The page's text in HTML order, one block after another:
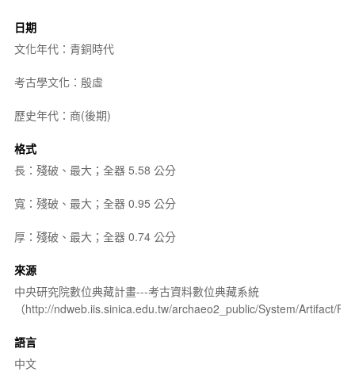
日期
文化年代：青銅時代
考古學文化：殷虛
歷史年代：商(後期)
格式
長：殘破、最大；全器 5.58 公分
寬：殘破、最大；全器 0.95 公分
厚：殘破、最大；全器 0.74 公分
來源
中央研究院數位典藏計畫---考古資料數位典藏系統
（http://ndweb.iis.sinica.edu.tw/archaeo2_public/System/Artifact/
語言
中文